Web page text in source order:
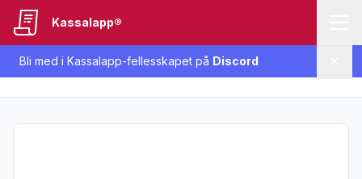
Bli med i Kassalapp-fellesskapet på Discord
Kassalapp®